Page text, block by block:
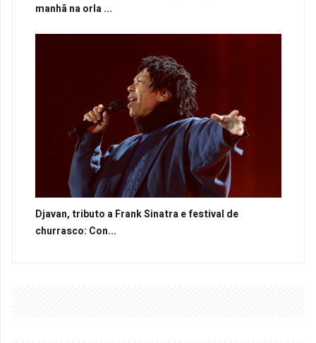
manhã na orla ...
Djavan, tributo a Frank Sinatra e festival de
churrasco: Con...